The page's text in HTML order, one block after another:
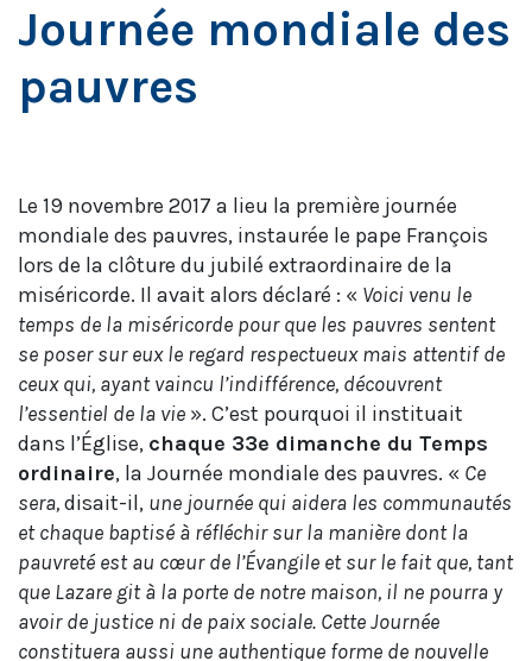
Journée mondiale des
pauvres
Le 19 novembre 2017 a lieu la première journée
mondiale des pauvres, instaurée le pape François
lors de la clôture du jubilé extraordinaire de la
miséricorde. Il avait alors déclaré : « Voici venu le
temps de la miséricorde pour que les pauvres sentent
se poser sur eux le regard respectueux mais attentif de
ceux qui, ayant vaincu l’indifférence, découvrent
l’essentiel de la vie ». C’est pourquoi il instituait
dans l’Église, chaque 33e dimanche du Temps
ordinaire, la Journée mondiale des pauvres. « Ce
sera,disait-il, une journée qui aidera les communautés
et chaque baptisé à réfléchir sur la manière dont la
pauvreté est au cœur de l’Évangile et sur le fait que, tant
que Lazare git à la porte de notre maison, il ne pourra y
avoir de justice ni de paix sociale. Cette Journée
constituera aussi une authentique forme de nouvelle